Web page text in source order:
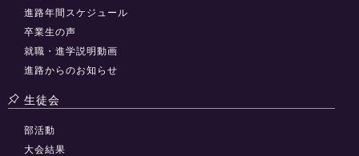
進路年間スケジュール
卒業生の声
就職・進学説明動画
進路からのお知らせ
生徒会
部活動
大会結果